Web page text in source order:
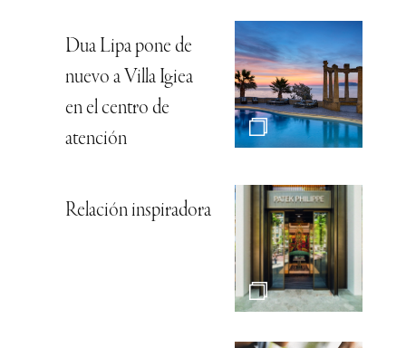
Dua Lipa pone de
nuevo a Villa Igiea
en el centro de
atención
Relación inspiradora